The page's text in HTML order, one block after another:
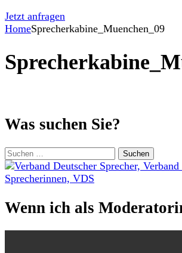
Jetzt anfragen
HomeSprecherkabine_Muenchen_09
Was suchen Sie?
Suchen
nach:
Wenn ich als